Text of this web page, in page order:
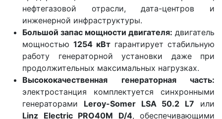
нефтегазовой отрасли, дата-центров и
инженерной инфраструктуры.
Большой запас мощности двигателя: двигатель
мощностью 1254 кВт гарантирует стабильную
работу генераторной установки даже при
продолжительных максимальных нагрузках.
Высококачественная генераторная часть:
электростанция комплектуется синхронными
генераторами Leroy-Somer LSA 50.2 L7 или
Linz Electric PRO40M D/4, обеспечивающими